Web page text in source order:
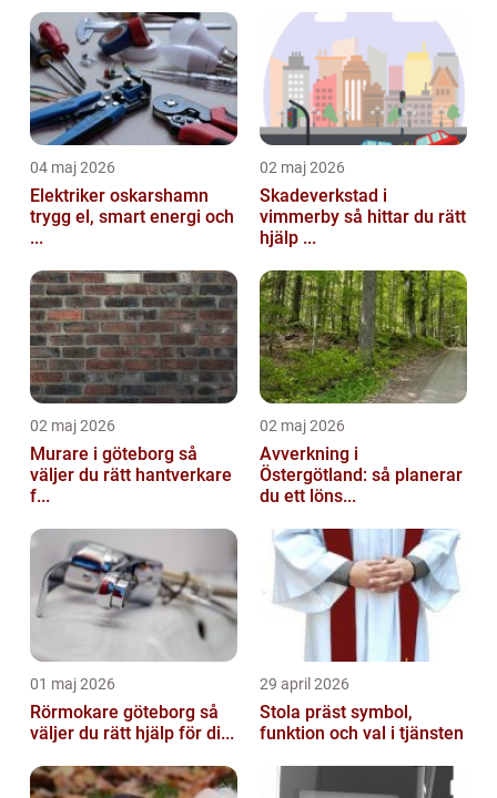
04 maj 2026
Elektriker oskarshamn
trygg el, smart energi och
...
02 maj 2026
Skadeverkstad i
vimmerby så hittar du rätt
hjälp ...
02 maj 2026
Murare i göteborg så
väljer du rätt hantverkare
f...
02 maj 2026
Avverkning i
Östergötland: så planerar
du ett löns...
01 maj 2026
Rörmokare göteborg så
väljer du rätt hjälp för di...
29 april 2026
Stola präst symbol,
funktion och val i tjänsten